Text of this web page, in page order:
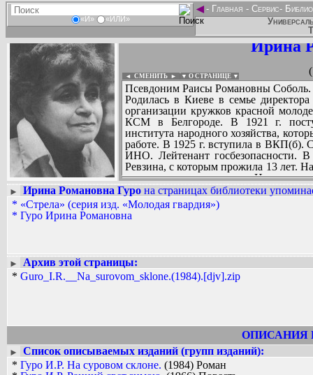
«И» «ИЛИ»
◄- Главная - Сервис-
Ирина
◄ СМЕНИТЬ ► ▼ О СТРАНИЦЕ ▼
Псевдоним Раисы Романовны Соболь.
Родилась в Киеве в семье
организации кружков красной
КСМ в Белгороде. В 1921 г.
института народного хозяйства,
работе. В 1925 г. вступила в ВКП(б).
ИНО. Лейтенант госбезопасности.
Ревзина, с которым прожила 13 лет.
подозрению в шпионаже. Находясь в
сентябре 1941 г. была освобождена с
1942 г. Р.Р. Соболь -
августа 1942 г. - инструктор
1944 г. КПК отказал Р.Р. Соболь в
ВКП(б). В 1958 г. принята в Союз
Кумриниса» (1950), «На суровом
на Рюбецаль» (1966), «Конь мой
Москвы», «За победу над Германией»
Вадим Ершов...
...
► Ирина Романовна Гуро на страницах библиотеки
* «Стрела» (серия изд. «Молодая гвардия»)
* Гуро Ирина Романовна
►
Архив этой страницы:
* Guro_I.R.__Na_surovom_sklone.(1984).[djv].zip
ОПИСАНИЯ
►
Список описываемых изданий (групп изданий):
* Гуро И.Р. На суровом склоне. (1984) Роман